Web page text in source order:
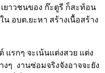
ยาวชนของ ก๊ะตูรี ก็สะท้อน
อบต.ยะหา สร้างเนื้อสร้าง
แรกๆ จะเน้นแต่งสวย แต่ง
ๆ  งานซ่อมจริงจังอาจจะยัง